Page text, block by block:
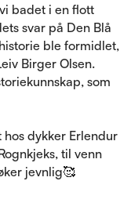
badet i en flott
svar på Den Blå
ble formidlet,
Birger Olsen.
som
dykker Erlendur
til venn
jevnlig🥰